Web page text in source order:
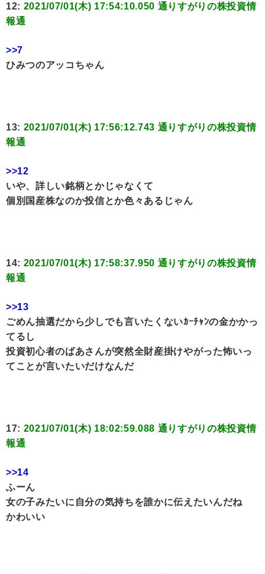
12: 2021/07/01(木) 17:54:10.050 通りすがりの株投資情
報通
>>7
ひみつのアッコちゃん
13: 2021/07/01(木) 17:56:12.743 通りすがりの株投資情
報通
>>12
いや、詳しい銘柄とかじゃなくて
個別国産株なのか投信とか色々あるじゃん
14: 2021/07/01(木) 17:58:37.950 通りすがりの株投資情
報通
>>13
ごめん抽選だから少しでも言いたくないｶｰﾁｬﾝの金かかっ
てるし
投資初心者のばあさんが突然全財産掛けやがった怖いっ
てことが言いたいだけなんだ
17: 2021/07/01(木) 18:02:59.088 通りすがりの株投資情
報通
>>14
ふーん
女の子みたいに自分の気持ちを誰かに伝えたいんだね
かわいい